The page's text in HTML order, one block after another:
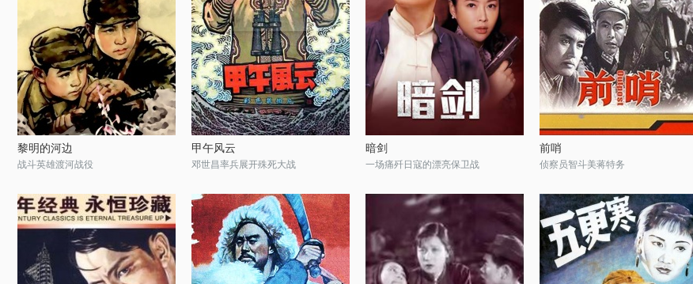
黎明的河边
战斗英雄渡河战役
甲午风云
邓世昌率兵展开殊死大战
暗剑
一场痛歼日寇的漂亮保卫战
前哨
侦察员智斗美蒋特务